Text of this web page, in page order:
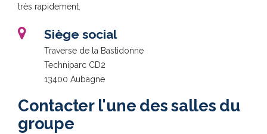
très rapidement.
Siège social
Traverse de la Bastidonne
Techniparc CD2
13400 Aubagne
Contacter l'une des salles du
groupe